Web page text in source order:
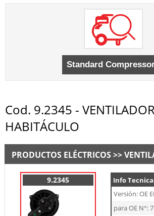
Cod. 9.2345 -
HABITÁCULO
PRODUCTOS ELÉCTRICOS >>
9.2345
Info
Versión: OE
para OE N°: